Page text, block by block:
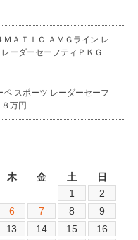
ＭＡＴＩＣ ＡＭＧライン レ
ーダーセーフティＰＫＧ
ペ スポーツ レーダーセーフ
万円
木 金 土
日
1
2
6 7 8
9
13 14 15
16